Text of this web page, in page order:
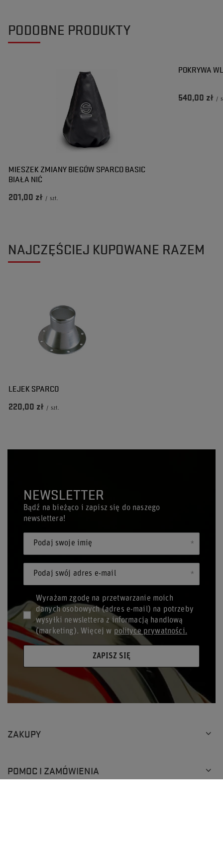
PODOBNE PRODUKTY
MIESZEK ZMIANY BIEGÓW SPARCO BASIC
BIAŁA NIĆ
201,00 zł / szt.
POKRYWA
540,00 zł /
NAJCZĘŚCIEJ KUPOWANE RAZEM
LEJEK SPARCO
220,00 zł / szt.
NEWSLETTER
Bądź na bieżąco i zapisz się do naszego
newslettera!
Podaj swoje imię
Podaj swój adres e-mail
Wyrażam zgodę na przetwarzanie moich
danych osobowych (adres e-mail) na potrzeby
wysyłki newslettera z informacją handlową
(marketing). Więcej w polityce prywatności.
ZAPISZ SIĘ
ZAKUPY
POMOC I ZAMÓWIENIA